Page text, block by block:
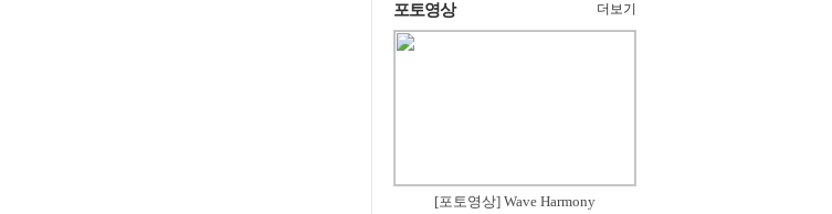
포토영상 더보기
[포토영상] Wave Harmony